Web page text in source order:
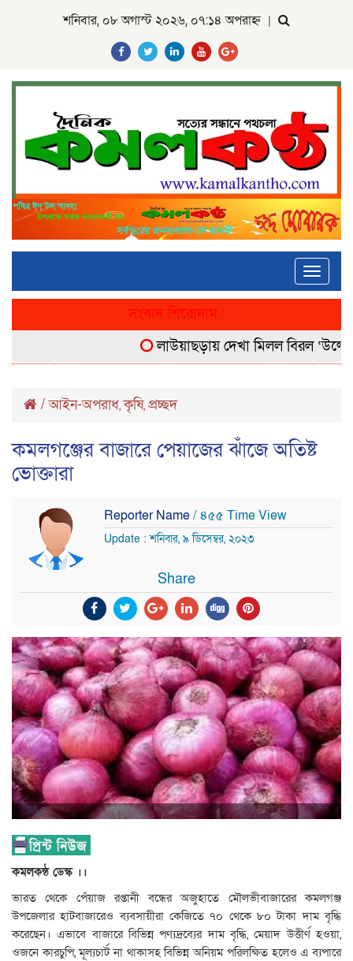
শনিবার, ০৮ অগাস্ট ২০২৬, ০৭:১৪ অপরাহ্ন |
Toggle
সংবাদ শিরোনাম :
লাউয়াছড়ায় দেখা মিলল বিরল
/আইন-অপরাধ,কৃষি, প্রচ্ছদ
কমলগঞ্জের বাজারে পেয়াজের ঝাঁজে অতিষ্ট
ভোক্তারা
Reporter Name/ ৪৫৫ Time View
Update : শনিবার, ৯ ডিসেম্বর, ২০২৩
Share
কমলকন্ঠ ডেস্ক ।।
ভারত থেকে পেঁয়াজ রপ্তানী বন্ধের অজুহাতে মৌলভীবাজারের কমলগঞ্জ
উপজেলার হাটবাজারেও ব্যবসায়ীরা কেজিতে ৭০ থেকে ৮০ টাকা দাম বৃদ্ধি
করেছেন। এভাবে বাজারে বিভিন্ন পণ্যদ্রব্যের দাম বৃদ্ধি, মেয়াদ উত্তীর্ণ হওয়া,
ওজনে কারচুপি, মূল্যচার্ট না থাকাসহ বিভিন্ন অনিয়ম পরিলক্ষিত হলেও এ ব্যপারে